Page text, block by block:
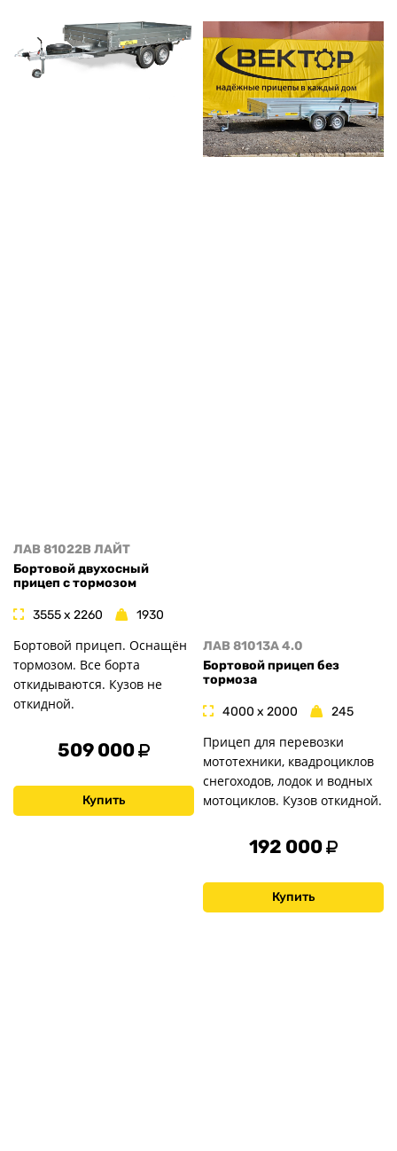
ЛАВ 81022B ЛАЙТ
Бортовой двухосный
прицеп с тормозом
3555 x 2260 1930
Бортовой прицеп. Оснащён
тормозом. Все борта
откидываются. Кузов не
откидной.
509 000
Купить
ЛАВ 81013A 4.0
Бортовой прицеп без
тормоза
4000 x 2000 245
Прицеп для перевозки
мототехники, квадроциклов
снегоходов, лодок и водных
мотоциклов. Кузов откидной.
192 000
Купить